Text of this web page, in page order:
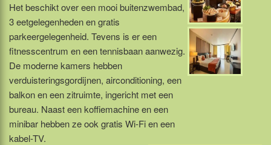
Het beschikt over een mooi buitenzwembad,
3 eetgelegenheden en gratis
parkeergelegenheid. Tevens is er een
fitnesscentrum en een tennisbaan aanwezig.
De moderne kamers hebben
verduisteringsgordijnen, airconditioning, een
balkon en een zitruimte, ingericht met een
bureau. Naast een koffiemachine en een
minibar hebben ze ook gratis Wi-Fi en een
kabel-TV.